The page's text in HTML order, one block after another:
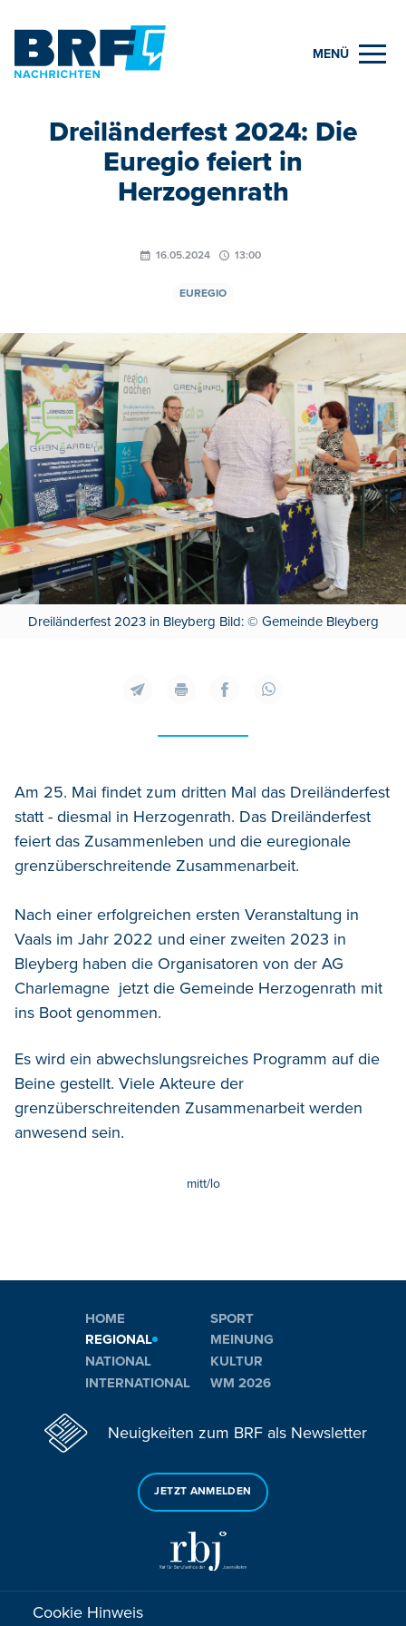
MENÜ
Dreiländerfest 2024: Die
Euregio feiert in
Herzogenrath
16.05.2024 13:00
EUREGIO
Dreiländerfest 2023 in Bleyberg Bild: © Gemeinde Bleyberg
Am 25. Mai findet zum dritten Mal das Dreiländerfest
statt - diesmal in Herzogenrath. Das Dreiländerfest
feiert das Zusammenleben und die euregionale
grenzüberschreitende Zusammenarbeit.
Nach einer erfolgreichen ersten Veranstaltung in
Vaals im Jahr 2022 und einer zweiten 2023 in
Bleyberg haben die Organisatoren von der AG
Charlemagne jetzt die Gemeinde Herzogenrath mit
ins Boot genommen.
Es wird ein abwechslungsreiches Programm auf die
Beine gestellt. Viele Akteure der
grenzüberschreitenden Zusammenarbeit werden
anwesend sein.
mitt/lo
HOME
REGIONAL
NATIONAL
INTERNATIONAL
SPORT
MEINUNG
KULTUR
WM 2026
Neuigkeiten zum BRF als Newsletter
JETZT ANMELDEN
Sie haben noch Fragen oder Anmerkungen?
Cookie Hinweis